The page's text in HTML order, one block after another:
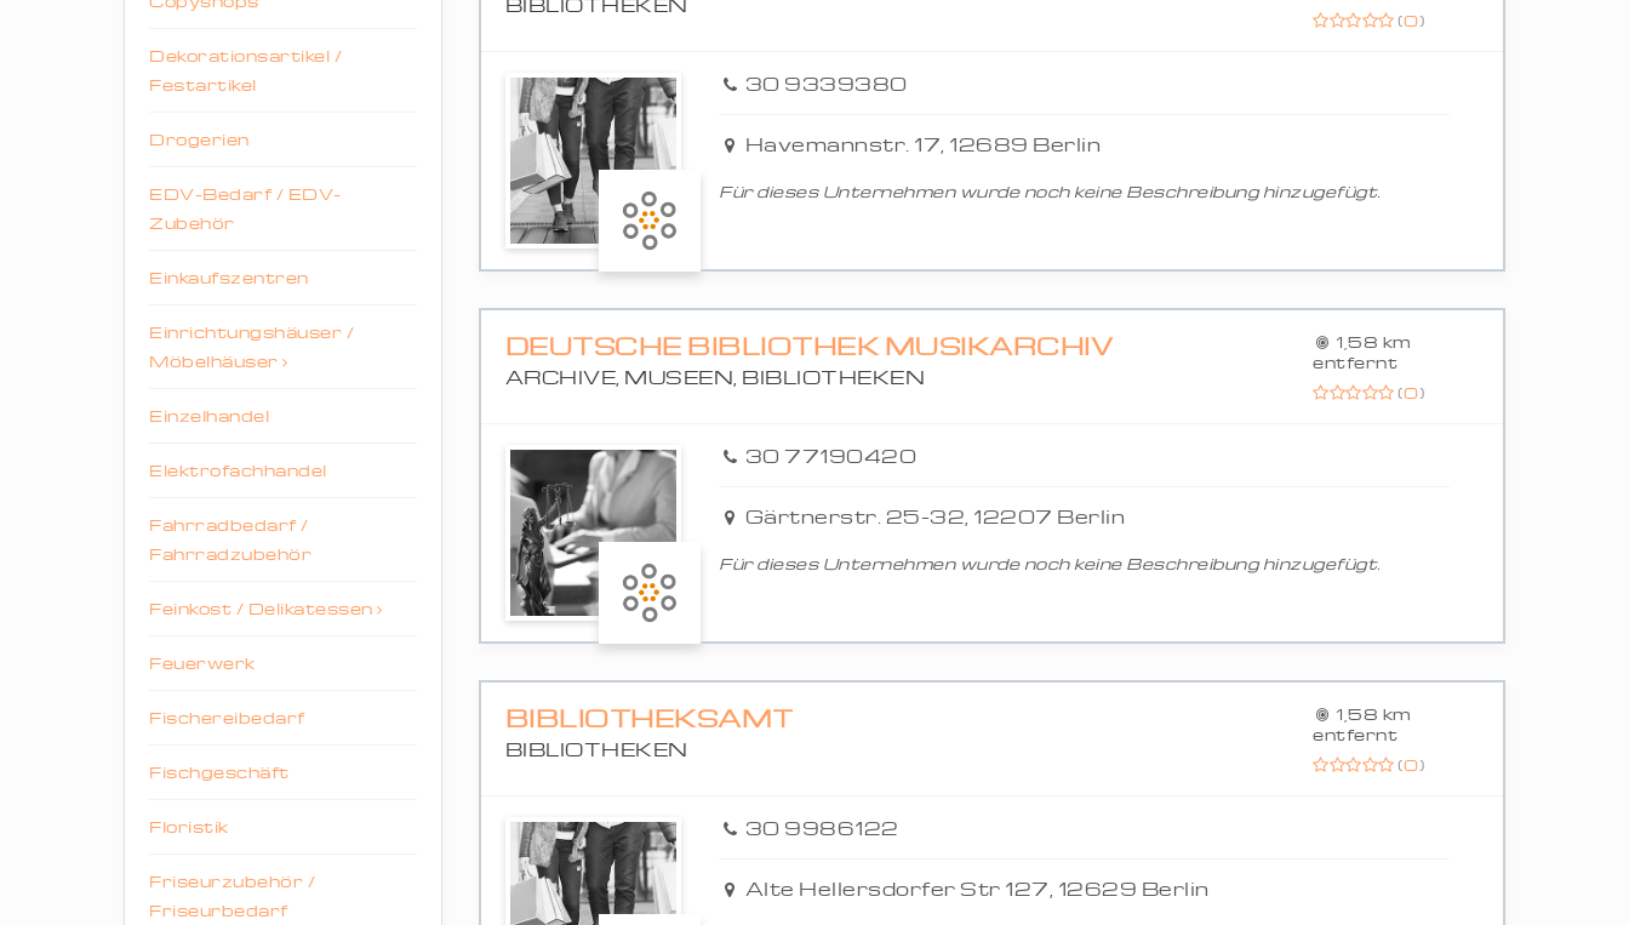
Dekorationsartikel /
Festartikel
Drogerien
EDV-Bedarf / EDV-
Zubehör
Einkaufszentren
Einrichtungshäuser /
Möbelhäuser
Einzelhandel
Elektrofachhandel
Fahrradbedarf /
Fahrradzubehör
Feinkost / Delikatessen
Feuerwerk
Fischereibedarf
Fischgeschäft
Floristik
Friseurzubehör /
Friseurbedarf
BIBLIOTHEKEN
(0)
30 9339380
Havemannstr. 17, 12689 Berlin
Für dieses Unternehmen wurde noch keine Beschreibung hinzugefügt.
DEUTSCHE BIBLIOTHEK MUSIKARCHIV
ARCHIVE, MUSEEN, BIBLIOTHEKEN
1,58 km
entfernt
(0)
30 77190420
Gärtnerstr. 25-32, 12207 Berlin
Für dieses Unternehmen wurde noch keine Beschreibung hinzugefügt.
BIBLIOTHEKSAMT
BIBLIOTHEKEN
1,58 km
entfernt
(0)
30 9986122
Alte Hellersdorfer Str 127, 12629 Berlin